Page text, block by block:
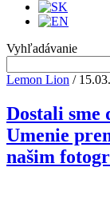
Vyhľadávanie
Lemon Lion /
Dostali
Umenie
našim